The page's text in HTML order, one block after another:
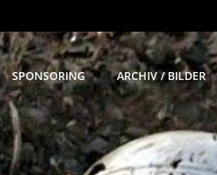
SPONSORING ARCHIV / BILDER